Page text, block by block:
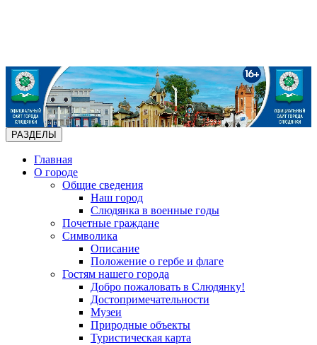
РАЗДЕЛЫ
Главная
О городе
Общие сведения
Наш город
Слюдянка в военные годы
Почетные граждане
Символика
Описание
Положение о гербе и флаге
Гостям нашего города
Добро пожаловать в Слюдянку!
Достопримечательности
Музеи
Природные объекты
Туристическая карта